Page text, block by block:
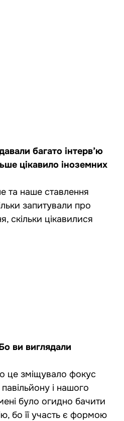
багато інтерв’ю
цікавило іноземних
та наше ставлення
запитували про
скільки цікавилися
ви виглядали
це зміщувало фокус
і нашого
було огидно бачити
бо її участь є формою